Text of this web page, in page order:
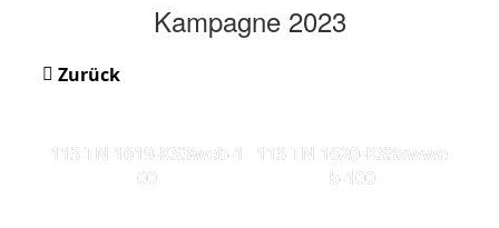
Kampagne 2023
Zurück
113 TN 1619-KS3web-1
00
113 TN 1620-KS3swwe
b-100